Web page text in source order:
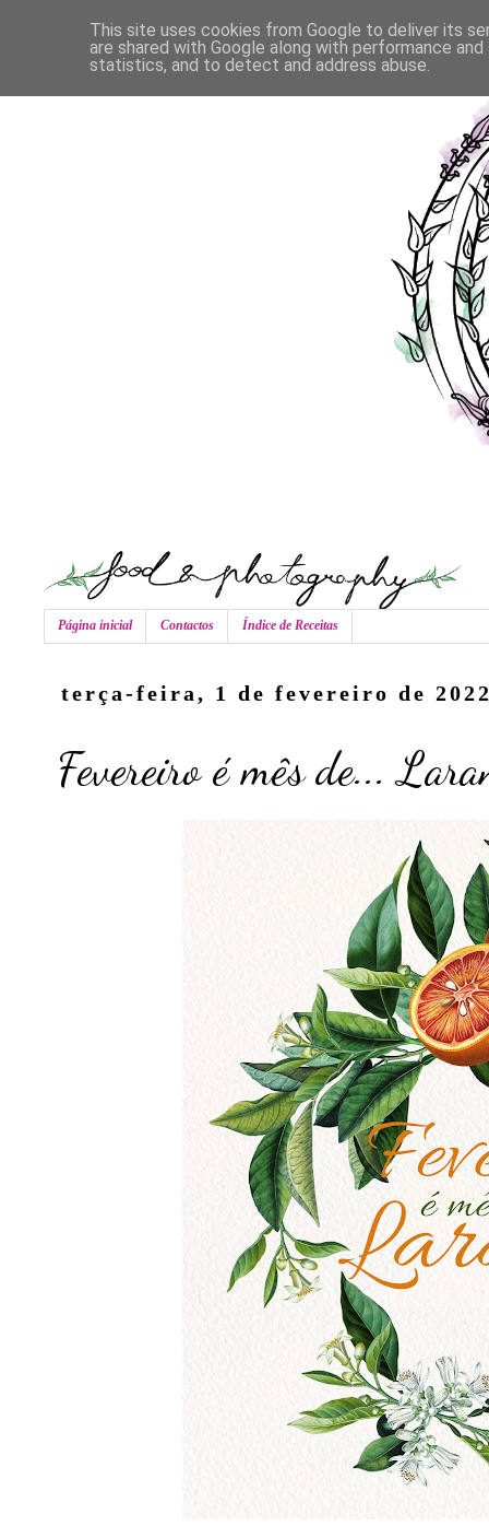
Página inicial Contactos Índice de Receitas
terça-feira, 1 de fevereiro de
Fevereiro é mês de...
This site uses cookies from Google to deliver its
are shared with Google along with performance
statistics, and to detect and address abuse.